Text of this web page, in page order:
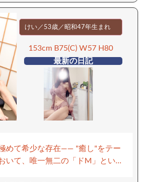
手
ーーーーーーー
けい／53歳／昭和47年生まれ
153cm B75(C) W57 H80
最新の日記
少な存在—— "癒し"をテー
いて、唯一無二の「ドM」とい